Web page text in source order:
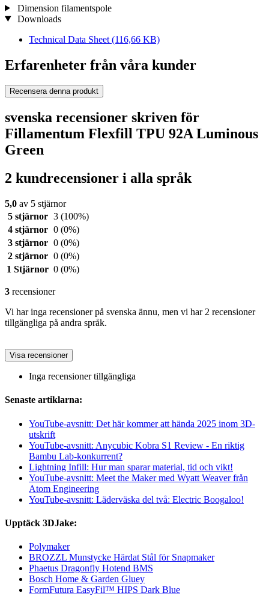
Dimension filamentspole
Downloads
Technical Data Sheet (116,66 KB)
Erfarenheter från våra kunder
Recensera denna produkt
svenska recensioner skriven för
Fillamentum Flexfill TPU 92A Luminous
Green
2 kundrecensioner i alla språk
5,0 av 5 stjärnor
5 stjärnor 3 (100%)
4 stjärnor 0 (0%)
3 stjärnor 0 (0%)
2 stjärnor 0 (0%)
1 Stjärnor 0 (0%)
3 recensioner
Vi har inga recensioner på svenska ännu, men vi har 2 recensioner
tillgängliga på andra språk.
Visa recensioner
Inga recensioner tillgängliga
Senaste artiklarna:
YouTube-avsnitt: Det här kommer att hända 2025 inom 3D-
utskrift
YouTube-avsnitt: Anycubic Kobra S1 Review - En riktig
Bambu Lab-konkurrent?
Lightning Infill: Hur man sparar material, tid och vikt!
YouTube-avsnitt: Meet the Maker med Wyatt Weaver från
Atom Engineering
YouTube-avsnitt: Läderväska del två: Electric Boogaloo!
Upptäck 3DJake:
Polymaker
BROZZL Munstycke Härdat Stål för Snapmaker
Phaetus Dragonfly Hotend BMS
Bosch Home & Garden Gluey
FormFutura EasyFil™ HIPS Dark Blue